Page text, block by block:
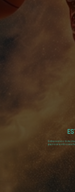
Entrenamos la
pensar en la